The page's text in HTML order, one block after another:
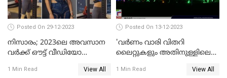
Posted On 29-12-2023
നിസാരം; 2023ലെ അവസാന
വർക്ക് ഔട്ട് വീഡിയോ
1 Min Read View All
Posted On 13-12-2023
'വര്‍ണം വാരി വിതറി
ലൈറ്റുകളും അതിനുള്ളിലെ
അണിഞ്ഞൊരുങ്ങി എസ് ബി
1 Min Read View All